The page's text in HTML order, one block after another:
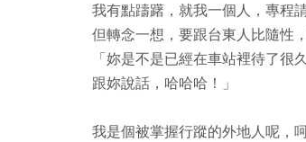
我有點躊躇，就我一個人，專程
但轉念一想，要跟台東人比隨性
「妳是不是已經在車站裡待了
跟妳說話，哈哈哈！」
我是個被掌握行蹤的外地人呢，